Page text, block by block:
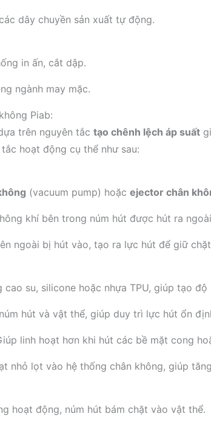
dây chuyền sản xuất tự động.
in ấn, cắt dập.
ngành may mặc.
Piab:
trên nguyên tắc tạo chênh lệch áp suất
hoạt động cụ thể như sau:
(vacuum pump) hoặc ejector chân
khí bên trong núm hút được hút ra
ngoài bị hút vào, tạo ra lực hút để giữ
cao su, silicone hoặc nhựa TPU, giúp tạo
hút và vật thể, giúp duy trì lực hút ổn
linh hoạt hơn khi hút các bề mặt cong
nhỏ lọt vào hệ thống chân không, giúp
hoạt động, núm hút bám chặt vào vật thể.